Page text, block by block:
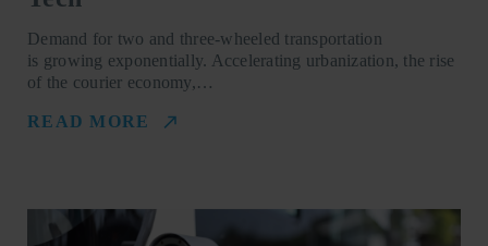
Demand for two and three-wheeled transportation
is growing exponentially. Accelerating urbanization, the rise
of the courier economy,…
READ MORE